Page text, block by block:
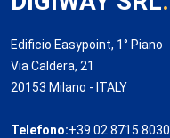
Edificio Easypoint, 1° Piano
Via Caldera, 21
20153 Milano - ITALY
Telefono:+39 02 8715 8030